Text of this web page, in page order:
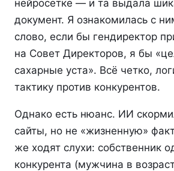
нейросетке — и та выдала
документ. Я ознакомилась с
слово, если бы гендиректор
на Совет Директоров, я бы
сахарные уста». Всё четко,
тактику против конкурентов.
Однако есть нюанс. ИИ
сайты, но не «жизненную»
же ходят слухи: собственник
конкурента (мужчина в